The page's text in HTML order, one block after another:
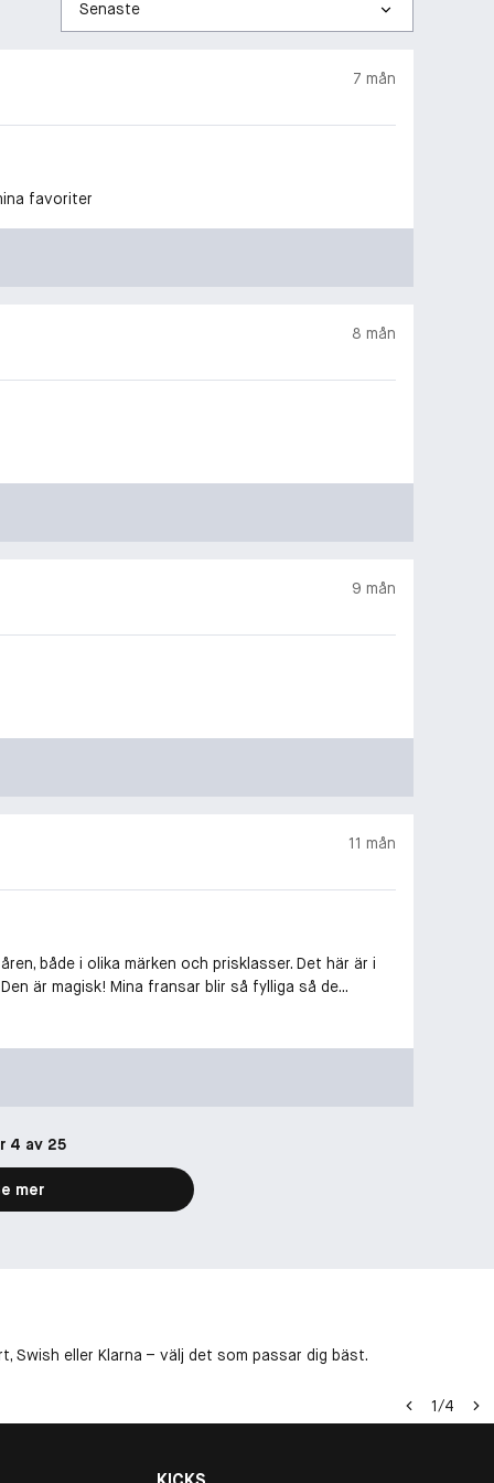
efter
7 mån
favoriter
8 mån
9 mån
11 mån
både i olika märken och prisklasser. Det här är i
är magisk! Mina fransar blir så fylliga så de...
4 av 25
mer
Swish eller Klarna – välj det som passar dig bäst.
1/4